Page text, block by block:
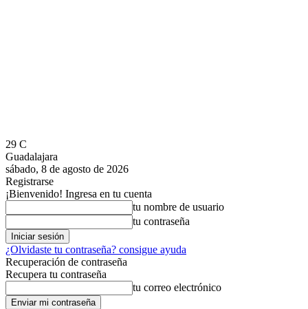
29 C
Guadalajara
sábado, 8 de agosto de 2026
Registrarse
¡Bienvenido! Ingresa en tu cuenta
tu nombre de usuario
tu contraseña
¿Olvidaste tu contraseña? consigue ayuda
Recuperación de contraseña
Recupera tu contraseña
tu correo electrónico